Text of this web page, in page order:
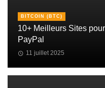
BITCOIN (BTC)
10+ Meilleurs Sites
PayPal
11 juillet 2025